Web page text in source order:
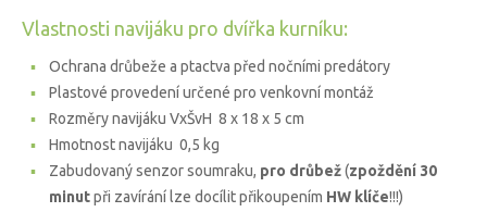
Vlastnosti navijáku pro dvířka kurníku:
Ochrana drůbeže a ptactva před nočními predátory
Plastové provedení určené pro venkovní montáž
Rozměry navijáku VxŠvH 8 x 18 x 5 cm
Hmotnost navijáku 0,5 kg
Zabudovaný senzor soumraku, pro drůbež(zpoždění 30
minutpři zavírání lze docílit přikoupením HW klíče!!!)